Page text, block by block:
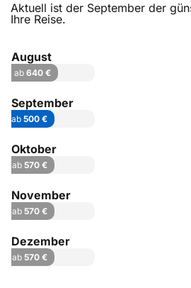
Aktuell ist der September der
Ihre Reise.
August
ab640 €
September
ab 500 €
Oktober
ab 570 €
November
ab 570 €
Dezember
ab 570 €